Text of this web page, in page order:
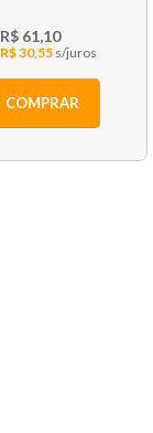
R$ 61,10
R$ 30,55
COMPRAR